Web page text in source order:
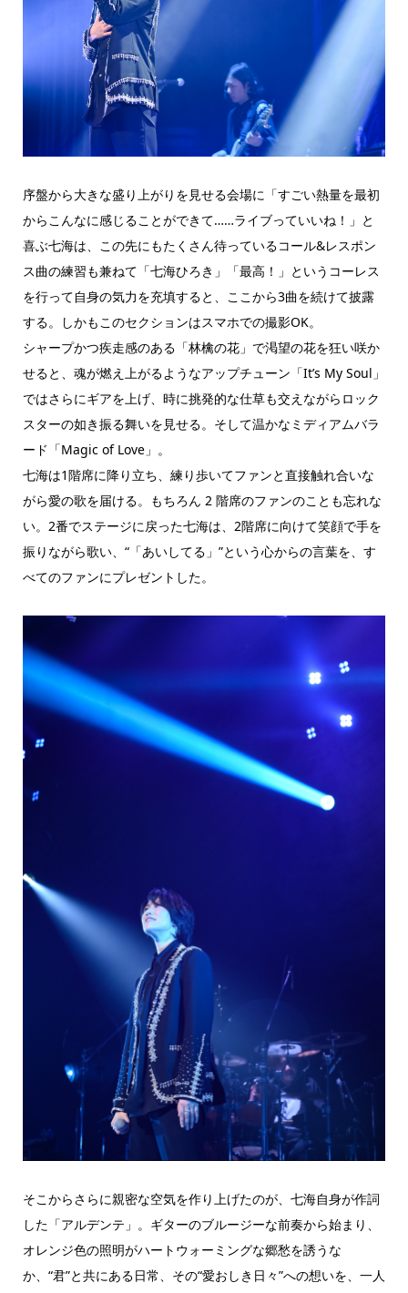
序盤から大きな盛り上がりを見せる会場に「すごい熱量を最初
からこんなに感じることができて……ライブっていいね！」と
喜ぶ七海は、この先にもたくさん待っているコール&レスポン
ス曲の練習も兼ねて「七海ひろき」「最高！」というコーレス
を行って自身の気力を充填すると、ここから3曲を続けて披露
する。しかもこのセクションはスマホでの撮影OK。
シャープかつ疾走感のある「林檎の花」で渇望の花を狂い咲か
せると、魂が燃え上がるようなアップチューン「It’s My Soul」
ではさらにギアを上げ、時に挑発的な仕草も交えながらロック
スターの如き振る舞いを見せる。そして温かなミディアムバラ
ード「Magic of Love」。
七海は1階席に降り立ち、練り歩いてファンと直接触れ合いな
がら愛の歌を届ける。もちろん 2 階席のファンのことも忘れな
い。2番でステージに戻った七海は、2階席に向けて笑顔で手を
振りながら歌い、“「あいしてる」”という心からの言葉を、す
べてのファンにプレゼントした。
そこからさらに親密な空気を作り上げたのが、七海自身が作詞
した「アルデンテ」。ギターのブルージーな前奏から始まり、
オレンジ色の照明がハートウォーミングな郷愁を誘うな
か、“君”と共にある日常、その“愛おしき日々”への想いを、一人